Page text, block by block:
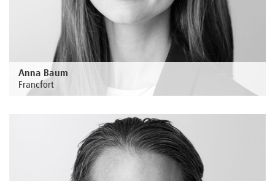
Anna Baum
Francfort